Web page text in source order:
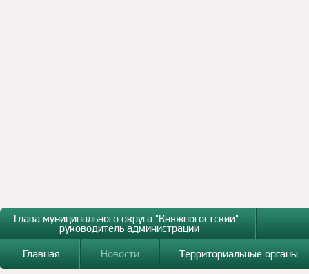
Глава муниципального округа "Княжпогостский" -
руководитель администрации
Главная
Новости Территориальные органы